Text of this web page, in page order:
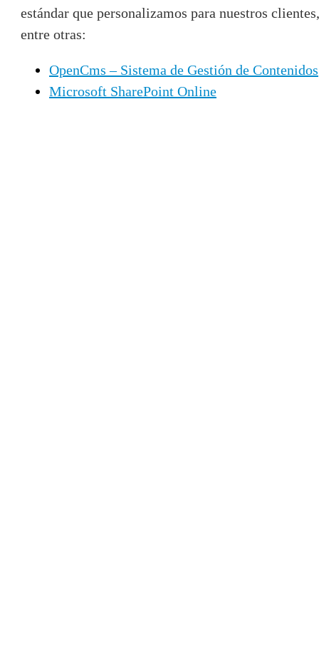
estándar que personalizamos para nuestros clientes,
entre otras:
OpenCms – Sistema de Gestión de Contenidos
Microsoft SharePoint Online